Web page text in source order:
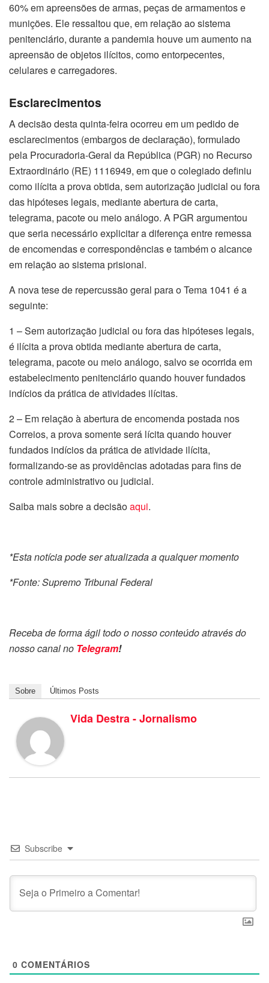
60% em apreensões de armas, peças de armamentos e
munições. Ele ressaltou que, em relação ao sistema
penitenciário, durante a pandemia houve um aumento na
apreensão de objetos ilícitos, como entorpecentes,
celulares e carregadores.
Esclarecimentos
A decisão desta quinta-feira ocorreu em um pedido de
esclarecimentos (embargos de declaração), formulado
pela Procuradoria-Geral da República (PGR) no Recurso
Extraordinário (RE) 1116949, em que o colegiado definiu
como ilícita a prova obtida, sem autorização judicial ou fora
das hipóteses legais, mediante abertura de carta,
telegrama, pacote ou meio análogo. A PGR argumentou
que seria necessário explicitar a diferença entre remessa
de encomendas e correspondências e também o alcance
em relação ao sistema prisional.
A nova tese de repercussão geral para o Tema 1041 é a
seguinte:
1 – Sem autorização judicial ou fora das hipóteses legais,
é ilícita a prova obtida mediante abertura de carta,
telegrama, pacote ou meio análogo, salvo se ocorrida em
estabelecimento penitenciário quando houver fundados
indícios da prática de atividades ilícitas.
2 – Em relação à abertura de encomenda postada nos
Correios, a prova somente será lícita quando houver
fundados indícios da prática de atividade ilícita,
formalizando-se as providências adotadas para fins de
controle administrativo ou judicial.
Saiba mais sobre a decisãoaqui.
*Esta notícia pode ser atualizada a qualquer momento
*Fonte: Supremo Tribunal Federal
Receba de forma ágil todo o nosso conteúdo através do
nosso canal no Telegram!
Sobre Últimos Posts
Vida Destra - Jornalismo
Subscribe
0 COMENTÁRIOS